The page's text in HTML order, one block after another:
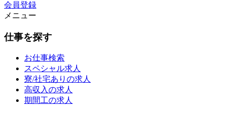
会員登録
メニュー
仕事を探す
お仕事検索
スペシャル求人
寮/社宅ありの求人
高収入の求人
期間工の求人